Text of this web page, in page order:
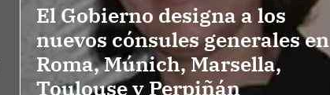
El Gobierno designa a los
nuevos cónsules generales en
Roma, Múnich, Marsella,
Toulouse y Perpiñán